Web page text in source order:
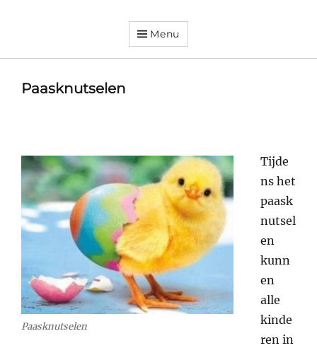
DorpsverenigingMenu
Paasknutselen
Paasknutselen
Tijde
ns het
paask
nutsel
en
kunn
en
alle
kinde
ren in